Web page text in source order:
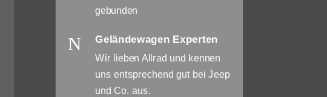
gebunden
N Geländewagen Experten
Wir lieben Allrad und kennen
uns entsprechend gut bei Jeep
und Co. aus.